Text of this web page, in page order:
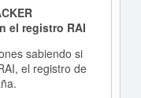
el registro RAI
sabiendo si
el registro de